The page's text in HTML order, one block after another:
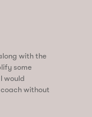
with the
some
would
without